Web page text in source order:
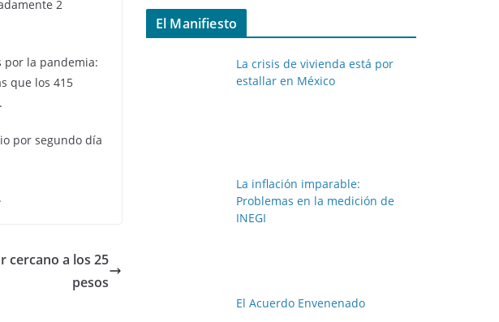
2
por la pandemia:
que los 415
por segundo día
cercano a los 25
pesos
El Manifiesto
La crisis de vivienda está por
estallar en México
La inflación imparable:
Problemas en la medición de
INEGI
El Acuerdo Envenenado